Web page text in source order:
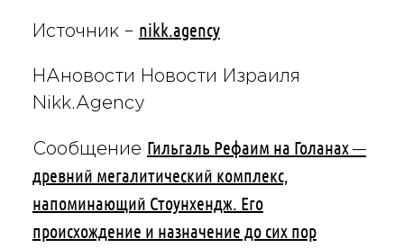
Источник – nikk.agency
НАновости Новости Израиля
Nikk.Agency
Сообщение Гильгаль Рефаим на Голанах —
древний мегалитический комплекс,
напоминающий Стоунхендж. Его
происхождение и назначение до сих пор